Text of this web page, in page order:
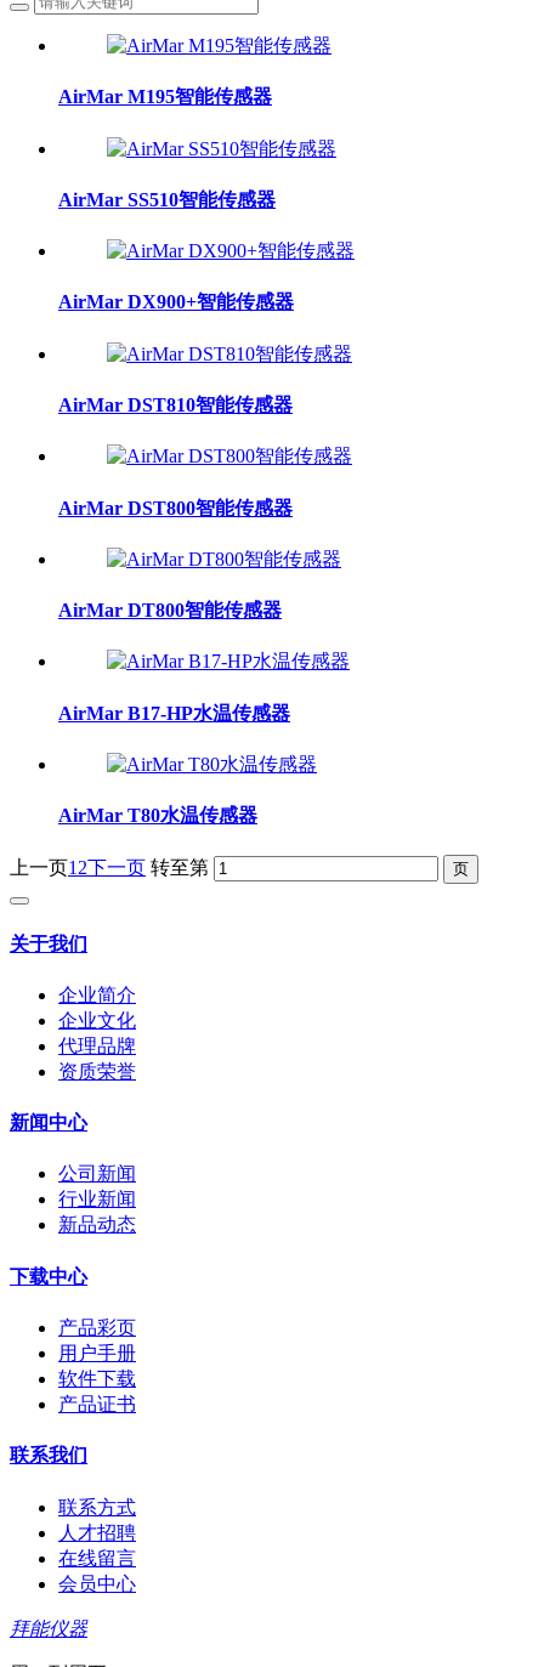
AirMar M195智能传感器
AirMar SS510智能传感器
AirMar DX900+智能传感器
AirMar DST810智能传感器
AirMar DST800智能传感器
AirMar DT800智能传感器
AirMar B17-HP水温传感器
AirMar T80水温传感器
上一页12下一页 转至第
关于我们
企业简介
企业文化
代理品牌
资质荣誉
新闻中心
公司新闻
行业新闻
新品动态
下载中心
产品彩页
用户手册
软件下载
产品证书
联系我们
联系方式
人才招聘
在线留言
会员中心
拜能仪器